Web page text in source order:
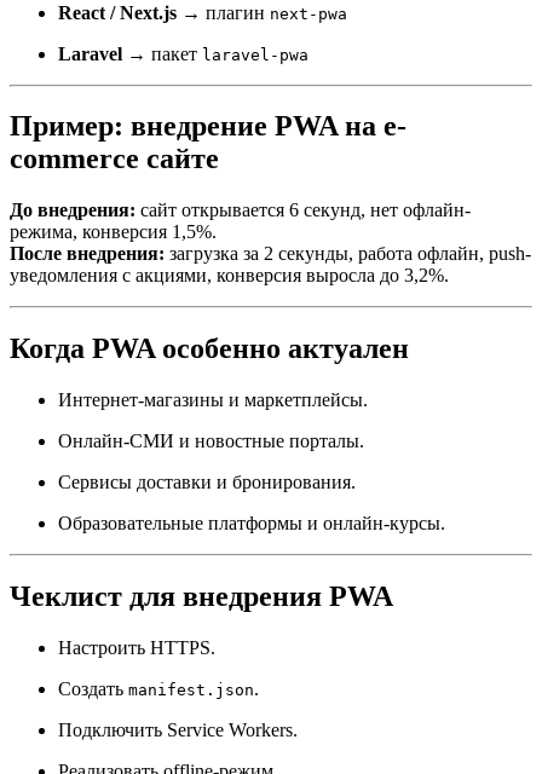
React / Next.js → плагин next-pwa
Laravel → пакет laravel-pwa
Пример: внедрение PWA на e-
commerce сайте
До внедрения: сайт открывается 6 секунд, нет офлайн-
режима, конверсия 1,5%.
После внедрения: загрузка за 2 секунды, работа офлайн, push-
уведомления с акциями, конверсия выросла до 3,2%.
Когда PWA особенно актуален
Интернет-магазины и маркетплейсы.
Онлайн-СМИ и новостные порталы.
Сервисы доставки и бронирования.
Образовательные платформы и онлайн-курсы.
Чеклист для внедрения PWA
Настроить HTTPS.
Создать manifest.json.
Подключить Service Workers.